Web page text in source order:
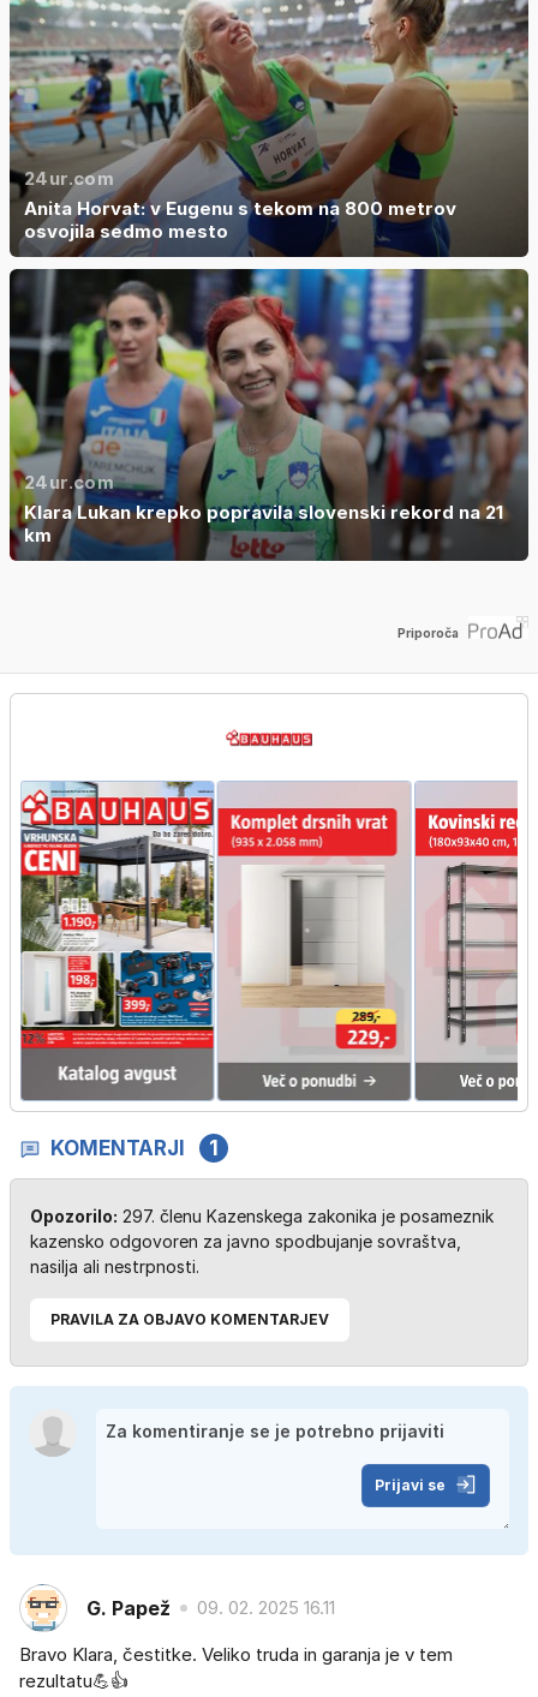
24ur.com
Anita Horvat: v Eugenu s tekom na 800 metrov
osvojila sedmo mesto
24ur.com
Klara Lukan krepko popravila slovenski rekord na 21
km
Priporoča
KOMENTARJI 1
Opozorilo: 297. členu Kazenskega zakonika je posameznik
kazensko odgovoren za javno spodbujanje sovraštva,
nasilja ali nestrpnosti.
PRAVILA ZA OBJAVO KOMENTARJEV
Prijavi se
G. Papež 09. 02. 2025 16.11
Bravo Klara, čestitke. Veliko truda in garanja je v tem
rezultatu💪👍